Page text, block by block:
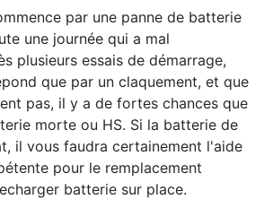
par une panne de batterie
une journée qui a mal
plusieurs essais de démarrage,
que par un claquement, et que
pas, il y a de fortes chances que
morte ou HS. Si la batterie de
il vous faudra certainement l'aide
pour le remplacement
batterie sur place.